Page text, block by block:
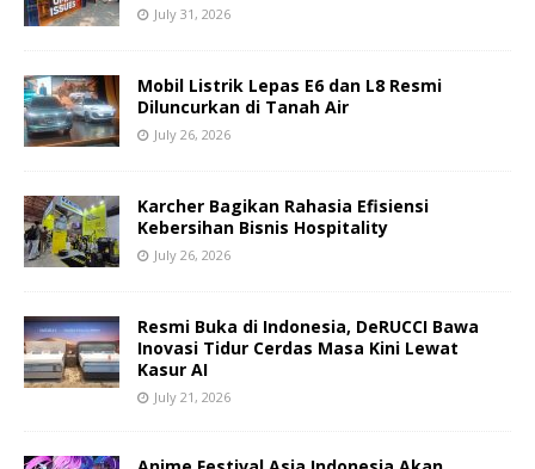
July 31, 2026
Mobil Listrik Lepas E6 dan L8 Resmi
Diluncurkan di Tanah Air
July 26, 2026
Karcher Bagikan Rahasia Efisiensi
Kebersihan Bisnis Hospitality
July 26, 2026
Resmi Buka di Indonesia, DeRUCCI Bawa
Inovasi Tidur Cerdas Masa Kini Lewat
Kasur AI
July 21, 2026